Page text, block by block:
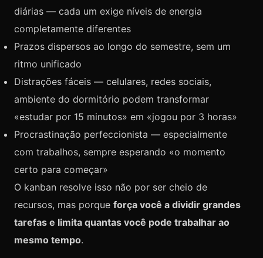
diárias — cada um exige níveis de energia
completamente diferentes
Prazos dispersos ao longo do semestre, sem um
ritmo unificado
Distrações fáceis — celulares, redes sociais,
ambiente do dormitório podem transformar
«estudar por 15 minutos» em «jogou por 3 horas»
Procrastinação perfeccionista — especialmente
com trabalhos, sempre esperando «o momento
certo para começar»
O kanban resolve isso não por ser cheio de
recursos, mas porque força você a dividir grandes
tarefas e limita quantas você pode trabalhar ao
mesmo tempo.